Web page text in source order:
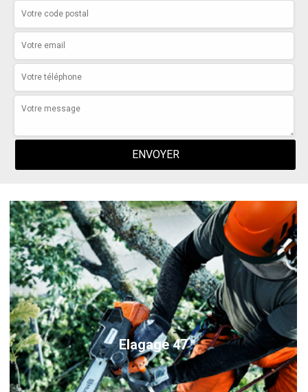
Elagage 47